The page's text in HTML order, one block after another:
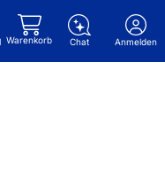
Warenkorb Chat Anmelden